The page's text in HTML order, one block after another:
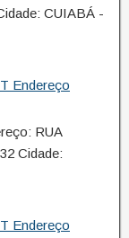
CUIABÁ -
Endereço
RUA
Cidade:
Endereço